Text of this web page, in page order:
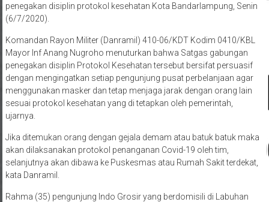
penegakan disiplin protokol kesehatan Kota Bandarlampung, Senin
(6/7/2020).
Komandan Rayon Militer (Danramil) 410-06/KDT Kodim 0410/KBL
Mayor Inf Anang Nugroho menuturkan bahwa Satgas gabungan
penegakan disiplin Protokol Kesehatan tersebut bersifat persuasif
dengan mengingatkan setiap pengunjung pusat perbelanjaan agar
menggunakan masker dan tetap menjaga jarak dengan orang lain
sesuai protokol kesehatan yang di tetapkan oleh pemerintah,
ujarnya.
Jika ditemukan orang dengan gejala demam atau batuk batuk maka
akan dilaksanakan protokol penanganan Covid-19 oleh tim,
selanjutnya akan dibawa ke Puskesmas atau Rumah Sakit terdekat,
kata Danramil.
Rahma (35) pengunjung Indo Grosir yang berdomisili di Labuhan